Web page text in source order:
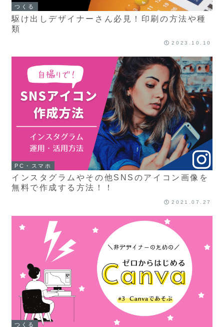
つくる
駆け出しデザイナーさん必見！印刷の方法や種
類
2023.10.10
PC・スマホ
インスタグラムやその他SNSのアイコン画像を
無料で作成する方法！！
2021.07.27
つくる